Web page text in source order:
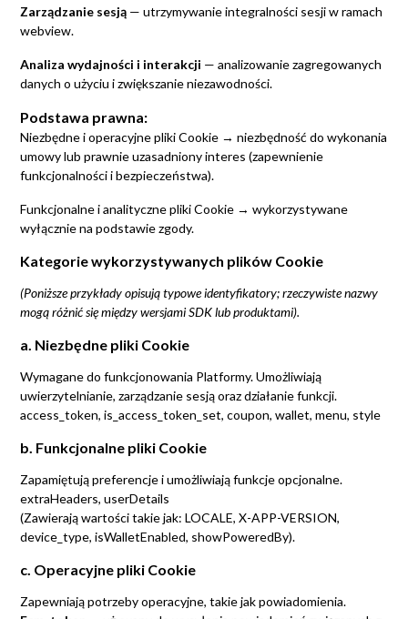
Zarządzanie sesją — utrzymywanie integralności sesji w ramach
webview.
Analiza wydajności i interakcji — analizowanie zagregowanych
danych o użyciu i zwiększanie niezawodności.
Podstawa prawna:
Niezbędne i operacyjne pliki Cookie → niezbędność do wykonania
umowy lub prawnie uzasadniony interes (zapewnienie
funkcjonalności i bezpieczeństwa).
Funkcjonalne i analityczne pliki Cookie → wykorzystywane
wyłącznie na podstawie zgody.
Kategorie wykorzystywanych plików Cookie
(Poniższe przykłady opisują typowe identyfikatory; rzeczywiste nazwy
mogą różnić się między wersjami SDK lub produktami).
a. Niezbędne pliki Cookie
Wymagane do funkcjonowania Platformy. Umożliwiają
uwierzytelnianie, zarządzanie sesją oraz działanie funkcji.
access_token, is_access_token_set, coupon, wallet, menu, style
b. Funkcjonalne pliki Cookie
Zapamiętują preferencje i umożliwiają funkcje opcjonalne.
extraHeaders, userDetails
(Zawierają wartości takie jak: LOCALE, X-APP-VERSION,
device_type, isWalletEnabled, showPoweredBy).
c. Operacyjne pliki Cookie
Zapewniają potrzeby operacyjne, takie jak powiadomienia.